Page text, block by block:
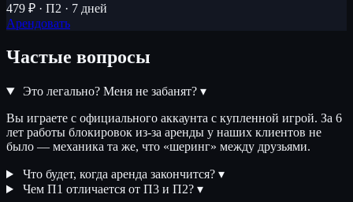
479 ₽ · П2 · 7 дней
Арендовать
Частые вопросы
Это легально? Меня не забанят? ▾
Вы играете с официального аккаунта с купленной игрой. За 6
лет работы блокировок из-за аренды у наших клиентов не
было — механика та же, что «шеринг» между друзьями.
Что будет, когда аренда закончится? ▾
Чем П1 отличается от П3 и П2? ▾